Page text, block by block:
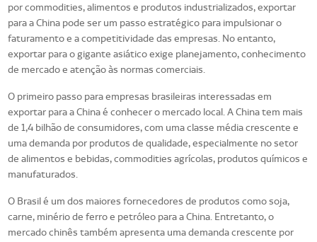
por commodities, alimentos e produtos industrializados, exportar
para a China pode ser um passo estratégico para impulsionar o
faturamento e a competitividade das empresas. No entanto,
exportar para o gigante asiático exige planejamento, conhecimento
de mercado e atenção às normas comerciais.
O primeiro passo para empresas brasileiras interessadas em
exportar para a China é conhecer o mercado local. A China tem mais
de 1,4 bilhão de consumidores, com uma classe média crescente e
uma demanda por produtos de qualidade, especialmente no setor
de alimentos e bebidas, commodities agrícolas, produtos químicos e
manufaturados.
O Brasil é um dos maiores fornecedores de produtos como soja,
carne, minério de ferro e petróleo para a China. Entretanto, o
mercado chinês também apresenta uma demanda crescente por